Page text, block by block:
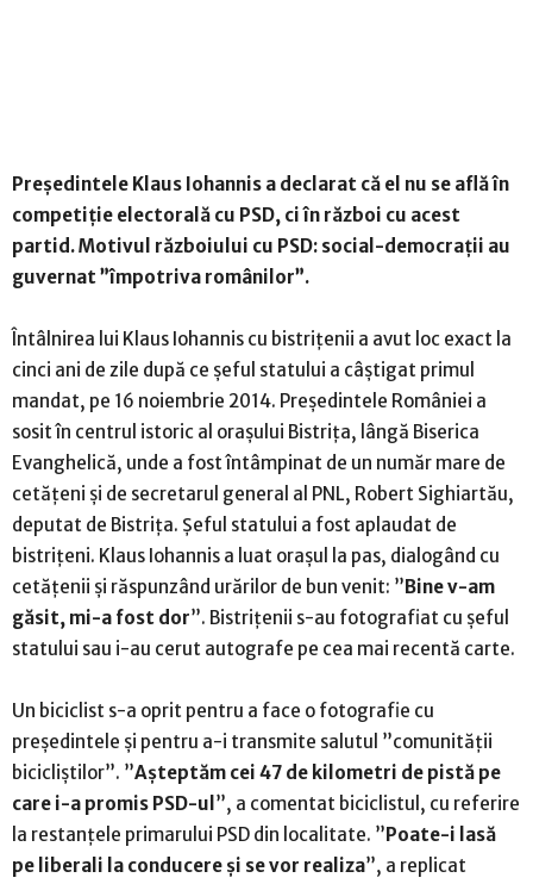
Preşedintele Klaus Iohannis a declarat că el nu se află în
competiţie electorală cu PSD, ci în război cu acest
partid. Motivul războiului cu PSD: social-democraţii au
guvernat ”împotriva românilor”.
Întâlnirea lui Klaus Iohannis cu bistrițenii a avut loc exact la
cinci ani de zile după ce șeful statului a câștigat primul
mandat, pe 16 noiembrie 2014. Preşedintele României a
sosit în centrul istoric al oraşului Bistrița, lângă Biserica
Evanghelică, unde a fost întâmpinat de un număr mare de
cetățeni și de secretarul general al PNL, Robert Sighiartău,
deputat de Bistrița. Șeful statului a fost aplaudat de
bistrițeni. Klaus Iohannis a luat orașul la pas, dialogând cu
cetățenii și răspunzând urărilor de bun venit: ” Bine v-am
găsit, mi-a fost dor”. Bistrițenii s-au fotografiat cu șeful
statului sau i-au cerut autografe pe cea mai recentă carte.
Un biciclist s-a oprit pentru a face o fotografie cu
președintele și pentru a-i transmite salutul ”comunității
bicicliștilor”. ”Așteptăm cei 47 de kilometri de pistă pe
care i-a promis PSD-ul ”, a comentat biciclistul, cu referire
la restanțele primarului PSD din localitate. ” Poate-i lasă
pe liberali la conducere și se vor realiza”, a replicat